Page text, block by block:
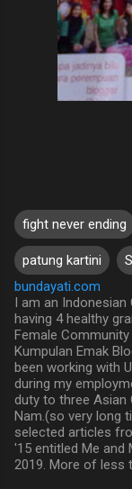
fight never ending
patung kartini
bundayati.com
I am an
having 4 healthy
Female
Kumpulan Emak
been working with
during my
duty to three Asian
Nam.(so very long
selected articles
'15 entitled Me and
2019. More of less